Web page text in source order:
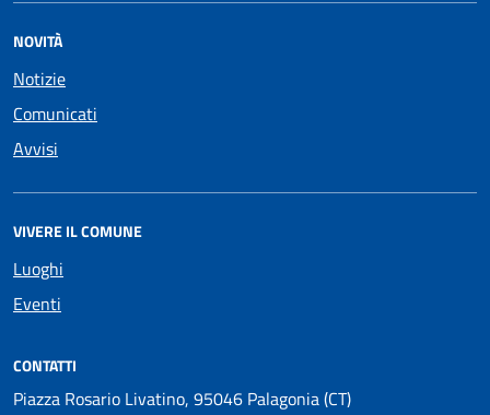
NOVITÀ
Notizie
Comunicati
Avvisi
VIVERE IL COMUNE
Luoghi
Eventi
CONTATTI
Piazza Rosario Livatino, 95046 Palagonia (CT)